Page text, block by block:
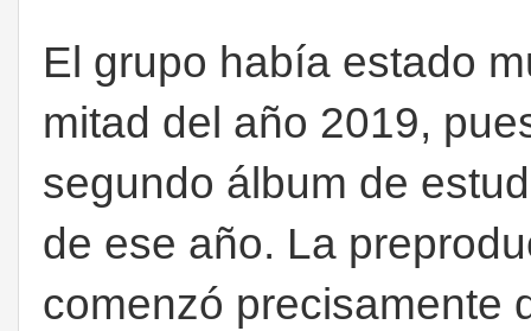
El grupo había estado
mitad del año 2019,
segundo álbum de
de ese año. La
comenzó precisamente